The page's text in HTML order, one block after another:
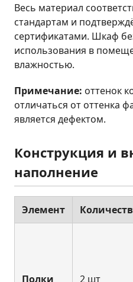
Весь материал
стандартам и
сертификатами. Шкаф
использования в
влажностью.
Примечание: оттенок
отличаться от оттенка
является дефектом.
Конструкция и
наполнение
Элемент
Полки 2 шт